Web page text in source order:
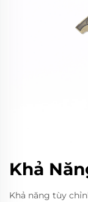
Khả
Khả năng tùy